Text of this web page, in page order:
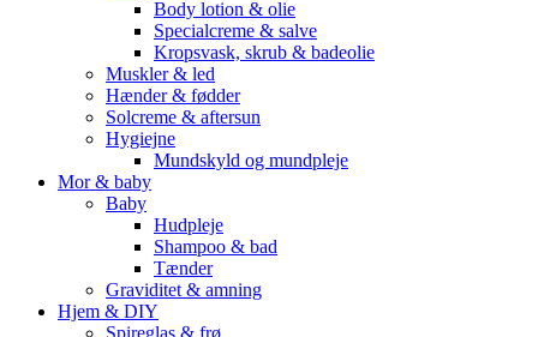
Body lotion & olie
Specialcreme & salve
Kropsvask, skrub & badeolie
Muskler & led
Hænder & fødder
Solcreme & aftersun
Hygiejne
Mundskyld og mundpleje
Mor & baby
Baby
Hudpleje
Shampoo & bad
Tænder
Graviditet & amning
Hjem & DIY
Spireglas & frø